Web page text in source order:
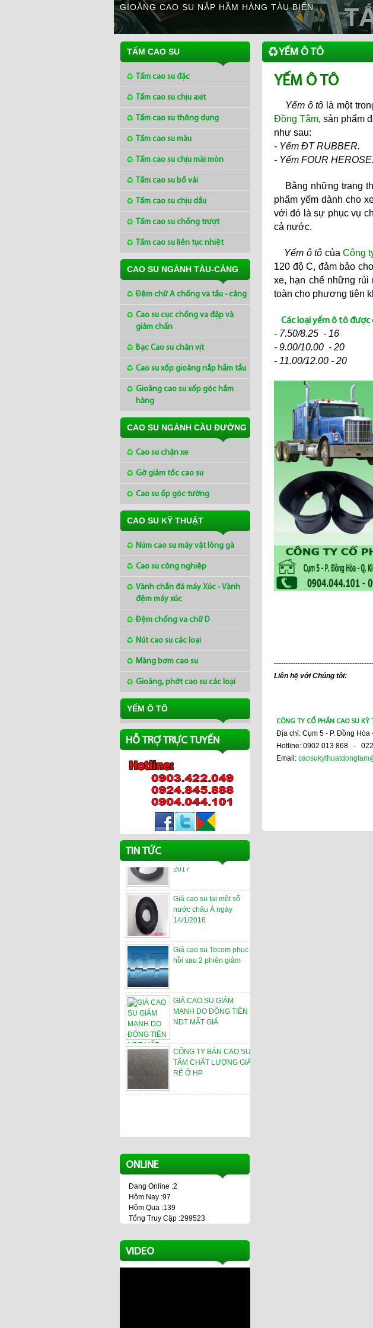
GIOĂNG CAO SU NẮP HẦM HÀNG TÀU BIỂN
TẤM CAO SU
Tấm cao su đặc
Tấm cao su chịu axit
Tấm cao su thông dụng
Tấm cao su màu
Tấm cao su chịu mài mòn
Tấm cao su bố vải
Tấm cao su chịu dầu
Tấm cao su chống trượt
Tấm cao su liên tục nhiệt
CAO SU NGÀNH TÀU-CẢNG
Đệm chữ A chống va tầu - cảng
Cao su cục chống va đập và
giảm chấn
Bạc Cao su chân vịt
Cao su xốp gioăng nắp hầm tầu
Gioăng cao su xốp góc hầm
hàng
CAO SU NGÀNH CẦU ĐƯỜNG
Cao su chặn xe
Gờ giảm tốc cao su
Cao su ốp góc tường
CAO SU KỸ THUẬT
Núm cao su máy vặt lông gà
Cao su công nghiệp
Vành chắn đá máy Xúc - Vành
đệm máy xúc
Đệm chống va chữ D
Nút cao su các loại
Màng bơm cao su
Gioăng, phớt cao su các loại
YẾM Ô TÔ
HỖ TRỢ TRỰC TUYẾN
TIN TỨC
Mua tấm cao su 2mm ở
đâu
Thị trường cao su châu Á
Làng nghề Lụa Nha Xá
Hà Nam - Khaisilk
Giá Cao su
xấu đến giá cao su năm
2017
Giá cao su tại một số
nước châu Á ngày
14/1/2016
Giá cao su Tocom phục
hồi sau 2 phiên giảm
GIÁ CAO SU GIẢM
MẠNH DO ĐỒNG TIỀN
NDT MẤT GIÁ
CÔNG TY BÁN CAO SU
TẤM CHẤT LƯỢNG GIÁ
RẺ Ở HP
ONLINE
Đang Online :2
Hôm Nay :97
Hôm Qua :139
Tổng Truy Cập :299523
VIDEO
YẾM Ô TÔ
YẾM Ô TÔ
Yếm ô tô là một
Đồng Tâm, sản phẩm
như sau:
- Yếm ĐT RUBBER.
- Yếm FOUR HEROSE.
Bằng những trang
phẩm yếm dành cho
với đó là sự phục vụ
cả nước.
Yếm ô tô của Công
120 độ C, đảm bảo
xe, hạn chế những rủi
toàn cho phương tiện
Các loại yếm ô tô
- 7.50/8.25 - 16
- 9.00/10.00 - 20
- 11.00/12.00 - 20
Liên hệ với Chúng tôi:
CÔNG TY CỔ PHẦN CAO SU
Địa chỉ: Cụm 5 - P. Đồng Hòa
Hotline: 0902 013 868 -
Email: